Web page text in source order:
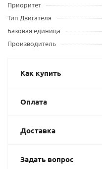
Приоритет
Тип Двигателя
Базовая единица
Производитель
Как купить
Оплата
Доставка
Задать вопрос